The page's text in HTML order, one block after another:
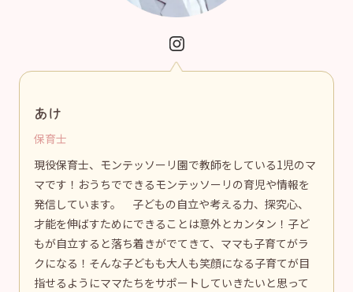
あけ
保育士
現役保育士、モンテッソーリ園で教師をしている1児のマ
マです！おうちでできるモンテッソーリの育児や情報を
発信しています。 子どもの自立や考える力、探究心、
才能を伸ばすためにできることは意外とカンタン！子ど
もが自立すると落ち着きがでてきて、ママも子育てがラ
クになる！そんな子どもも大人も笑顔になる子育てが目
指せるようにママたちをサポートしていきたいと思って